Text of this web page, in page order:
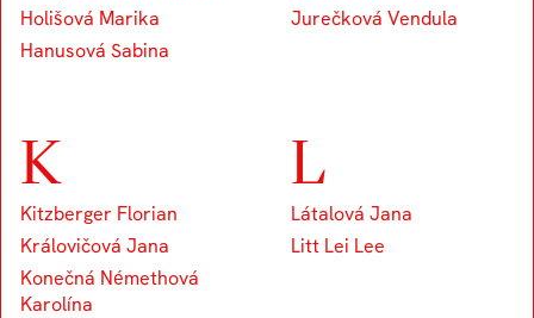
Holišová Marika
Hanusová Sabina
Jurečková Vendula
K
Kitzberger Florian
Královičová Jana
Konečná Némethová
Karolína
L
Látalová Jana
Litt Lei Lee